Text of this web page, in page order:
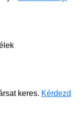
keres. Kérdezd